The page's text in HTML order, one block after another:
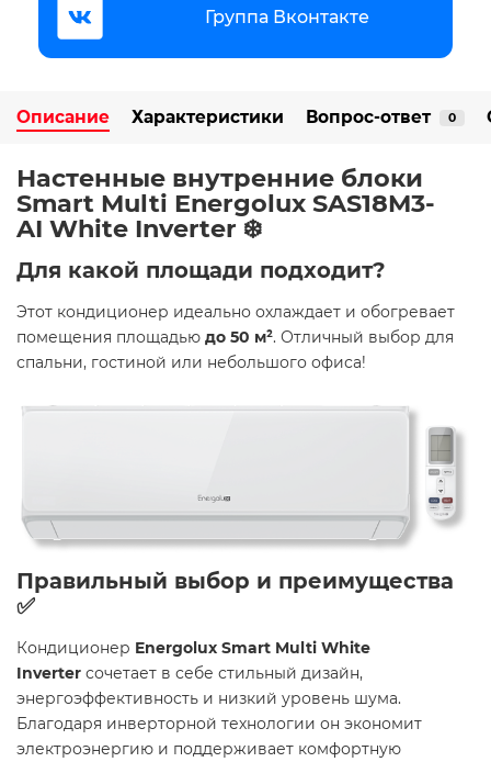
Группа Вконтакте
Описание Характеристики Вопрос-ответ 0
Настенные внутренние блоки
Smart Multi Energolux SAS18M3-
AI White Inverter ❄️
Для какой площади подходит?
Этот кондиционер идеально охлаждает и обогревает
помещения площадью до 50 м². Отличный выбор для
спальни, гостиной или небольшого офиса!
Правильный выбор и преимущества
✅
Кондиционер Energolux Smart Multi White
Inverter сочетает в себе стильный дизайн,
энергоэффективность и низкий уровень шума.
Благодаря инверторной технологии он экономит
электроэнергию и поддерживает комфортную